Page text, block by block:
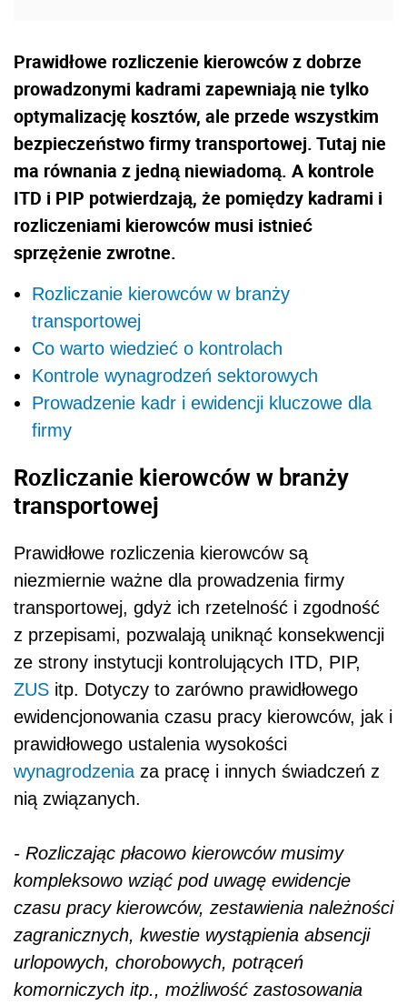
Prawidłowe rozliczenie kierowców z dobrze
prowadzonymi kadrami zapewniają nie tylko
optymalizację kosztów, ale przede wszystkim
bezpieczeństwo firmy transportowej. Tutaj nie
ma równania z jedną niewiadomą. A kontrole
ITD i PIP potwierdzają, że pomiędzy kadrami i
rozliczeniami kierowców musi istnieć
sprzężenie zwrotne.
Rozliczanie kierowców w branży
transportowej
Co warto wiedzieć o kontrolach
Kontrole wynagrodzeń sektorowych
Prowadzenie kadr i ewidencji kluczowe dla
firmy
Rozliczanie kierowców w branży
transportowej
Prawidłowe rozliczenia kierowców są
niezmiernie ważne dla prowadzenia firmy
transportowej, gdyż ich rzetelność i zgodność
z przepisami, pozwalają uniknąć konsekwencji
ze strony instytucji kontrolujących ITD, PIP,
ZUS itp. Dotyczy to zarówno prawidłowego
ewidencjonowania czasu pracy kierowców, jak i
prawidłowego ustalenia wysokości
wynagrodzenia za pracę i innych świadczeń z
nią związanych.
- Rozliczając płacowo kierowców musimy
kompleksowo wziąć pod uwagę ewidencje
czasu pracy kierowców, zestawienia należności
zagranicznych, kwestie wystąpienia absencji
urlopowych, chorobowych, potrąceń
komorniczych itp., możliwość zastosowania